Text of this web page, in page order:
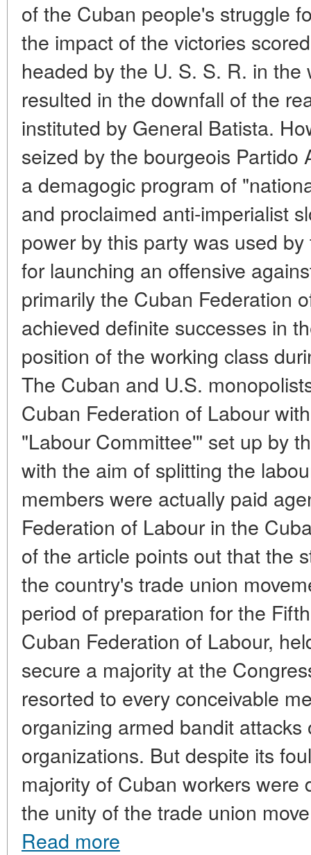
of the Cuban people's struggle
the impact of the victories
headed by the U. S. S. R. in
resulted in the downfall of the
instituted by General Batista.
seized by the bourgeois Partido
a demagogic program of
and proclaimed anti-imperialist
power by this party was used
for launching an offensive
primarily the Cuban Federation
achieved definite successes in
position of the working class
The Cuban and U.S.
Cuban Federation of Labour
"Labour Committee'" set up by
with the aim of splitting the
members were actually paid
Federation of Labour in the
of the article points out that the
the country's trade union
period of preparation for the
Cuban Federation of Labour,
secure a majority at the
resorted to every conceivable
organizing armed bandit
organizations. But despite its
majority of Cuban workers were
the unity of the trade union
Read more